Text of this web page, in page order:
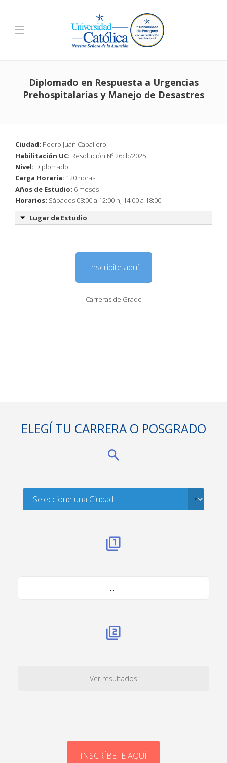
Diplomado en Respuesta a Urgencias
Prehospitalarias y Manejo de Desastres
Ciudad: Pedro Juan Caballero
Habilitación UC: Resolución Nº 26cb/2025
Nivel: Diplomado
Carga Horaria: 120 horas
Años de Estudio: 6 meses
Horarios: Sábados 08:00 a 12:00 h, 14:00 a 18:00
Lugar de Estudio
Inscribite aquí
Carreras de Grado
ELEGÍ TU CARRERA O POSGRADO
. . .
Ver resultados
INSCRÍBETE AQUÍ